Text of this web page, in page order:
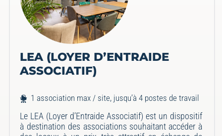
LEA (LOYER D’ENTRAIDE
ASSOCIATIF)
1 association max / site, jusqu’à 4 postes de travail
Le LEA (Loyer d’Entraide Associatif) est un dispositif
à destination des associations souhaitant accéder à